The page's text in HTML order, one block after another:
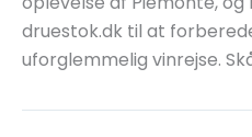
druestok.dk til at
uforglemmelig vinrejse.